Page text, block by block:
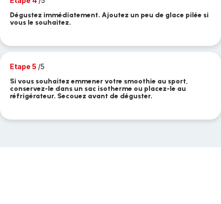
Dégustez immédiatement. Ajoutez un peu de glace pilée si
vous le souhaitez.
Etape 5 /5
Si vous souhaitez emmener votre smoothie au sport,
conservez-le dans un sac isotherme ou placez-le au
réfrigérateur. Secouez avant de déguster.